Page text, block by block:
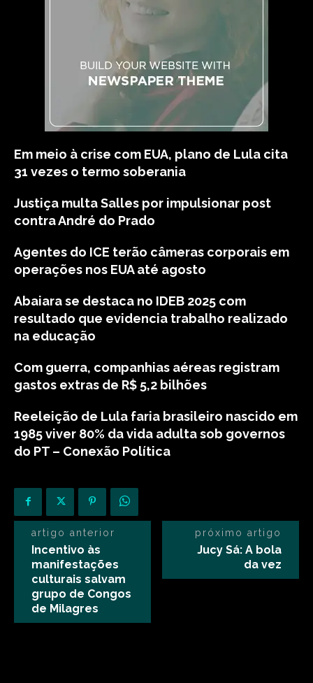
Em meio à crise com EUA, plano de Lula cita
31 vezes o termo soberania
Justiça multa Salles por impulsionar post
contra André do Prado
Agentes do ICE terão câmeras corporais em
operações nos EUA até agosto
Abaiara se destaca no IDEB 2025 com
resultado que evidencia trabalho realizado
na educação
Com guerra, companhias aéreas registram
gastos extras de R$ 5,2 bilhões
Reeleição de Lula faria brasileiro nascido em
1985 viver 80% da vida adulta sob governos
do PT – Conexão Política
artigo anterior
Incentivo às
manifestações
culturais salvam
grupo de Congos
de Milagres
próximo artigo
Jucy Sá: A bola
da vez